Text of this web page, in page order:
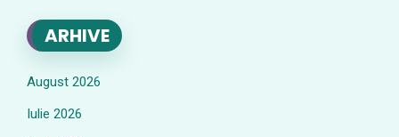
ARHIVE
August 2026
Iulie 2026